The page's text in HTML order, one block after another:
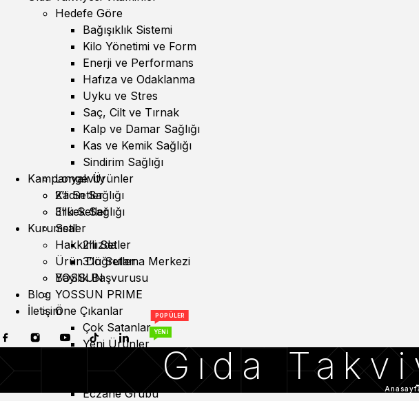
Hedefe Göre
Bağışıklık Sistemi
Kilo Yönetimi ve Form
Enerji ve Performans
Hafıza ve Odaklanma
Uyku ve Stres
Saç, Cilt ve Tırnak
Kalp ve Damar Sağlığı
Kas ve Kemik Sağlığı
Sindirim Sağlığı
Longevity
Kadın Sağlığı
Erkek Sağlığı
Setler
2’li Setler
3’lü Setler
YOSSUN
YOSSUN PRIME
Öne Çıkanlar
Çok Satanlar
POPÜLER
Yeni Ürünler
YENİ
Bitkisel Takviyeler
Eczane Grubu
Kampanyalı Ürünler
2’li Setler
3’lü Setler
Kurumsal
Hakkımızda
Ürün Doğrulama Merkezi
Bayilik Başvurusu
Blog
İletişim
Gıda